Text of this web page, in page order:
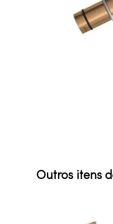
Outros itens